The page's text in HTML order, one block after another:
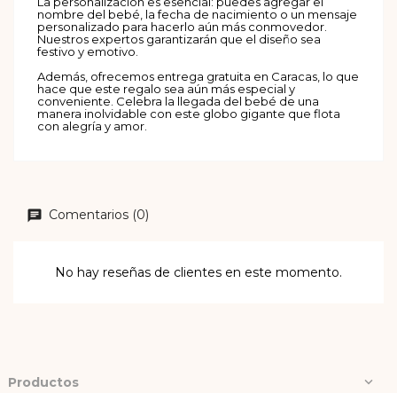
nombre del bebé, la fecha de nacimiento o un mensaje
personalizado para hacerlo aún más conmovedor.
Nuestros expertos garantizarán que el diseño sea
festivo y emotivo.
Además, ofrecemos entrega gratuita en Caracas, lo que
hace que este regalo sea aún más especial y
conveniente. Celebra la llegada del bebé de una
manera inolvidable con este globo gigante que flota
con alegría y amor.
Comentarios (0)
No hay reseñas de clientes en este momento.
Productos 